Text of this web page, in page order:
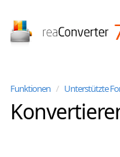
Funktionen / Unterstützte